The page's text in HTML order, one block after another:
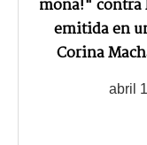
mona!" contra
emitida en
Corina
abril